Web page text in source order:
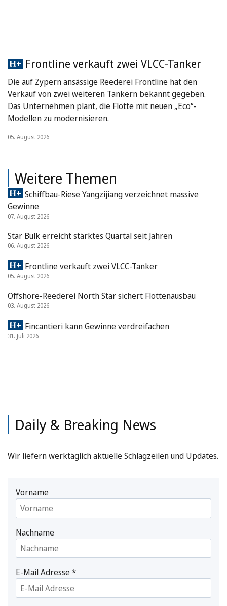
Frontline verkauft zwei VLCC-Tanker
Die auf Zypern ansässige Reederei Frontline hat den
Verkauf von zwei weiteren Tankern bekannt gegeben.
Das Unternehmen plant, die Flotte mit neuen „Eco“-
Modellen zu modernisieren.
05. August 2026
Weitere Themen
Schiffbau-Riese Yangzijiang verzeichnet massive
Gewinne
07. August 2026
Star Bulk erreicht stärktes Quartal seit Jahren
06. August 2026
Frontline verkauft zwei VLCC-Tanker
05. August 2026
Offshore-Reederei North Star sichert Flottenausbau
03. August 2026
Fincantieri kann Gewinne verdreifachen
31. Juli 2026
Daily & Breaking News
Wir liefern werktäglich aktuelle Schlagzeilen und Updates.
Vorname
Nachname
E-Mail Adresse*